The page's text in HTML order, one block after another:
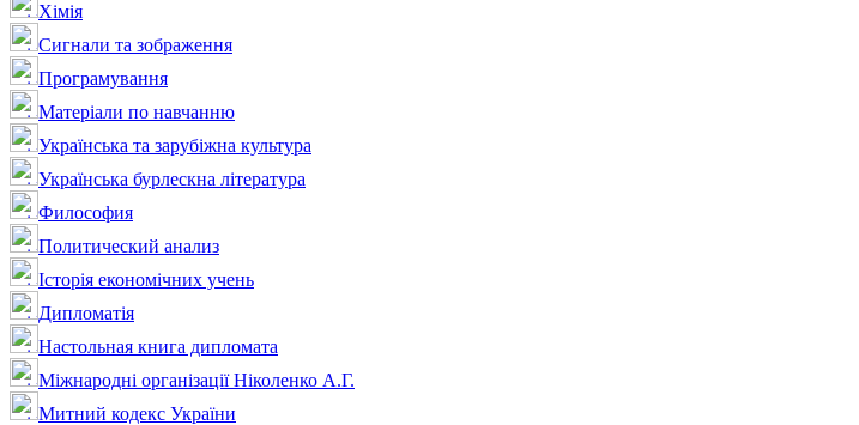
Хімія
Сигнали та зображення
Програмування
Матеріали по навчанню
Українська та зарубіжна культура
Українська бурлескна література
Философия
Политический анализ
Історія економічних учень
Дипломатія
Настольная книга дипломата
Міжнародні організації Ніколенко А.Г.
Митний кодекс України